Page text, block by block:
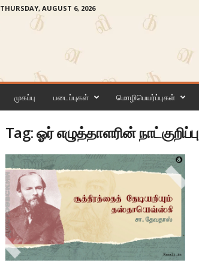
THURSDAY, AUGUST 6, 2026
முகப்பு படைப்புகள் மொழிபெயர்ப்புகள்
Tag: ஓர் எழுத்தாளரின் நாட்குறிப்பு